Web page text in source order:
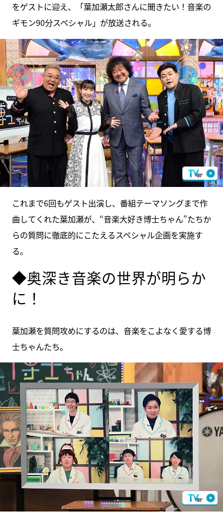
をゲストに迎え、「葉加瀬太郎さんに聞きたい！音楽の
ギモン90分スペシャル」が放送される。
これまで6回もゲスト出演し、番組テーマソングまで作
曲してくれた葉加瀬が、“音楽大好き博士ちゃん”たちか
らの質問に徹底的にこたえるスペシャル企画を実施す
る。
◆奥深き音楽の世界が明らか
に！
葉加瀬を質問攻めにするのは、音楽をこよなく愛する博
士ちゃんたち。